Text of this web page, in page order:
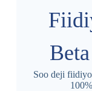
Soo deji